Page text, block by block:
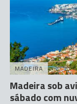
MADEIRA
Madeira sob
sábado com